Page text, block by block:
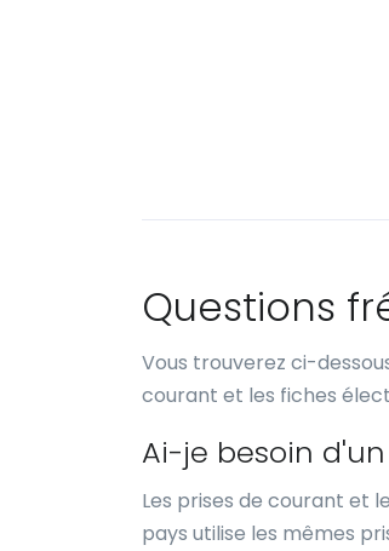
Questions
Vous trouverez ci-
courant et les fiches
Ai-je besoin
Les prises de courant et
pays utilise les mêmes